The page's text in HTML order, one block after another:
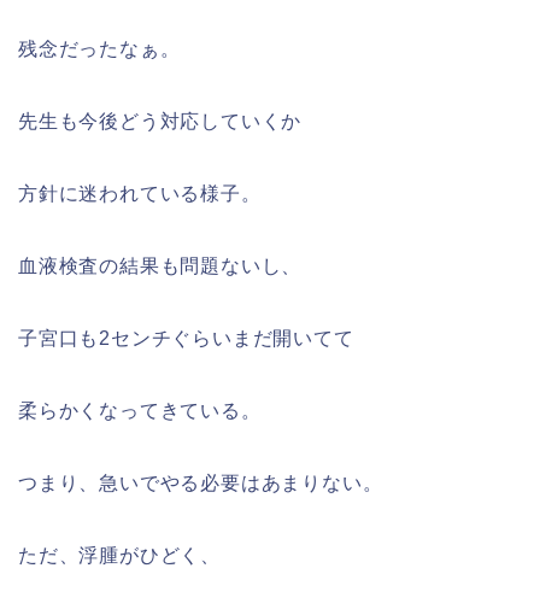
残念だったなぁ。
先生も今後どう対応していくか
方針に迷われている様子。
血液検査の結果も問題ないし、
子宮口も2センチぐらいまだ開いてて
柔らかくなってきている。
つまり、急いでやる必要はあまりない。
ただ、浮腫がひどく、